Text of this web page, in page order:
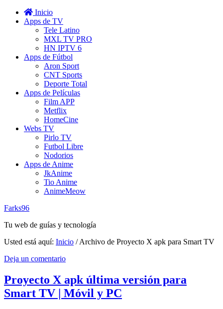
Inicio
Apps de TV
Tele Latino
MXL TV PRO
HN IPTV 6
Apps de Fútbol
Aron Sport
CNT Sports
Deporte Total
Apps de Películas
Film APP
Metflix
HomeCine
Webs TV
Pirlo TV
Futbol Libre
Nodorios
Apps de Anime
JkAnime
Tio Anime
AnimeMeow
Farks96
Tu web de guías y tecnología
Usted está aquí: Inicio /Archivo de Proyecto X apk para Smart TV
Deja un comentario
Proyecto X apk última versión para
Smart TV | Móvil y PC